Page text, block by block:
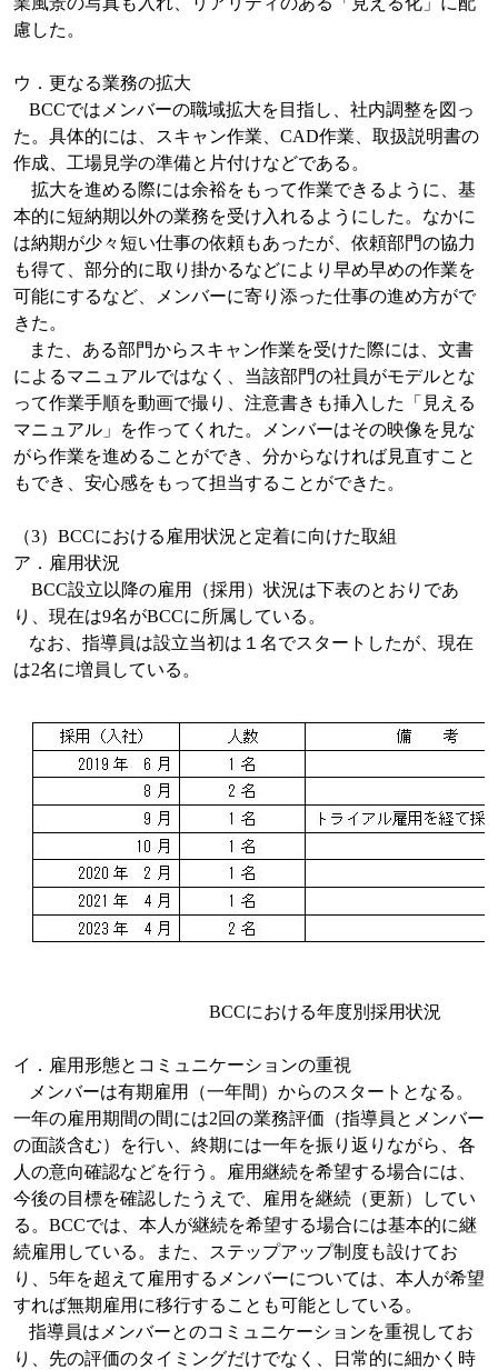
慮した。
ウ．更なる業務の拡大
BCCではメンバーの職域拡大を目指し、社内調整を図っ
た。具体的には、スキャン作業、 CAD作業、取扱説明書の
作成、工場見学の準備と片付けなどである。
拡大を進める際には余裕をもって作業できるように、基
本的に短納期以外の業務を受け入れるようにした。なかに
は納期が少々短い仕事の依頼もあったが、依頼部門の協力
も得て、部分的に取り掛かるなどにより早め早めの作業を
可能にするなど、メンバーに寄り添った仕事の進め方がで
きた。
また、ある部門からスキャン作業を受けた際には、文書
によるマニュアルではなく、当該部門の社員がモデルとな
って作業手順を動画で撮り、注意書きも挿入した「見える
マニュアル」を作ってくれた。メンバーはその映像を見な
がら作業を進めることができ、分からなければ見直すこと
もでき、安心感をもって担当することができた。
（3） BCCにおける雇用状況と定着に向けた取組
ア．雇用状況
BCC設立以降の雇用（採用）状況は下表のとおりであ
り、現在は9名がBCCに所属している。
なお、指導員は設立当初は１名でスタートしたが、現在
は2名に増員している。
BCCにおける年度別採用状況
イ．雇用形態とコミュニケーションの重視
メンバーは有期雇用（一年間）からのスタートとなる。
一年の雇用期間の間には2回の業務評価（指導員とメンバー
の面談含む）を行い、終期には一年を振り返りながら、各
人の意向確認などを行う。雇用継続を希望する場合には、
今後の目標を確認したうえで、雇用を継続（更新）してい
る。 BCCでは、本人が継続を希望する場合には基本的に継
続雇用している。また、ステップアップ制度も設けてお
り、 5年を超えて雇用するメンバーについては、本人が希望
すれば無期雇用に移行することも可能としている。
指導員はメンバーとのコミュニケーションを重視してお
り、先の評価のタイミングだけでなく、日常的に細かく時